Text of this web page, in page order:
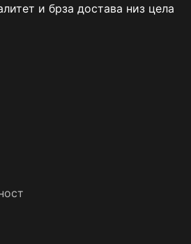
и брза достава низ цела